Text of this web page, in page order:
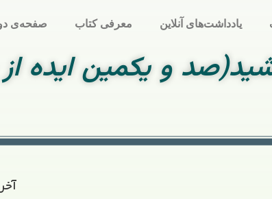
یادداشت‌های آنلاین معرفی کتاب صفحه‌ی
و یکمین ایده